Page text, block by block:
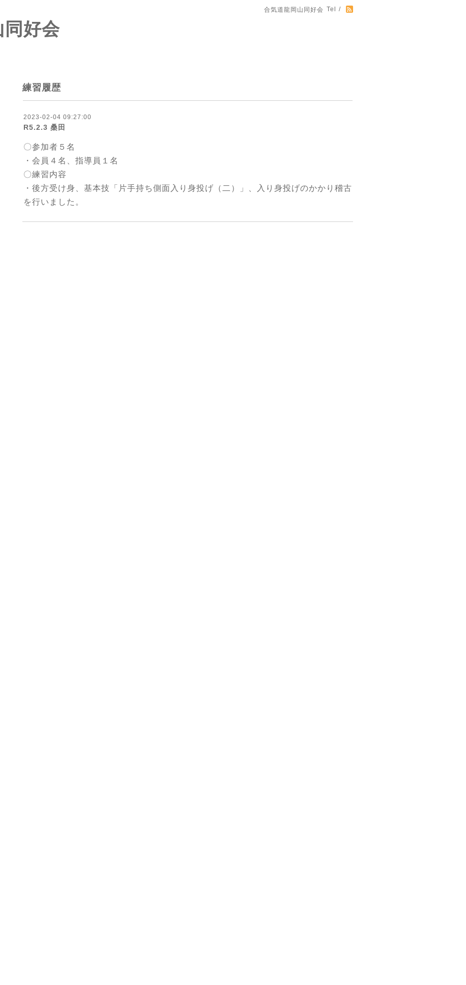
合気道龍岡山同好会 Tel /
同好会
練習履歴
2023-02-04 09:27:00
R5.2.3 桑田
〇参加者５名
・会員４名、指導員１名
〇練習内容
・後方受け身、基本技「片手持ち側面入り身投げ（二）」、入り身投げのかかり稽古
を行いました。